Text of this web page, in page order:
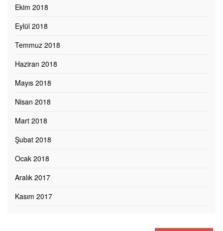
Ekim 2018
Eylül 2018
Temmuz 2018
Haziran 2018
Mayıs 2018
Nisan 2018
Mart 2018
Şubat 2018
Ocak 2018
Aralık 2017
Kasım 2017